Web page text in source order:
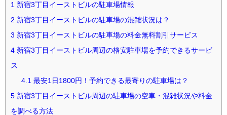
1 新宿3丁目イーストビルの駐車場情報
2 新宿3丁目イーストビルの駐車場の混雑状況は？
3 新宿3丁目イーストビルの駐車場の料金無料割引サービス
4 新宿3丁目イーストビル周辺の格安駐車場を予約できるサービ
ス
4.1 最安1日1800円！予約できる最寄りの駐車場は？
5 新宿3丁目イーストビル周辺の駐車場の空車・混雑状況や料金
を調べる方法